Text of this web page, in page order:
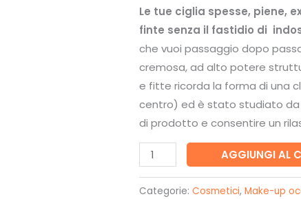
prezzo
originale
era:
18,50€.
prezzo
attuale
è:
12,90€.
Le tue ciglia spesse, piene,
finte senza il fastidio di
che vuoi passaggio dopo
cremosa, ad alto potere
e fitte ricorda la forma di una
centro) ed è stato studiato da
di prodotto e consentire un
VAMP!
MASCARA
301
AGGIUNGI AL
Categorie: Cosmetici, Make-up